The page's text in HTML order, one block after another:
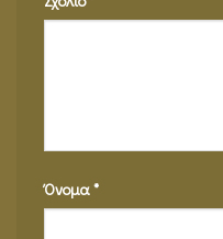
Όνομα*